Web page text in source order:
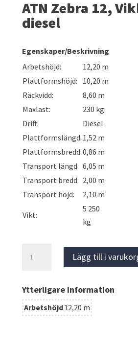
ATN Zebra 12,
diesel
Egenskaper/Beskrivning
Arbetshöjd:
12,20 m
Plattformshöjd:
10,20 m
Räckvidd:
8,60 m
Maxlast:
230 kg
Drift:
Diesel
Plattformslängd: 1,52 m
Plattformsbredd:0,86 m
Transport längd: 6,05 m
Transport bredd: 2,00 m
Transport höjd:
2,10 m
Vikt:
5 250
kg
Zebra
Vikbomlift,
diesel
mängd
Lägg till i
Ytterligare information
Arbetshöjd12,20 m